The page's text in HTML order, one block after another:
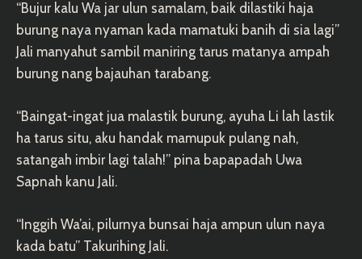
“Bujur kalu Wa jar ulun samalam, baik dilastiki haja
burung naya nyaman kada mamatuki banih di sia lagi”
Jali manyahut sambil maniring tarus matanya ampah
burung nang bajauhan tarabang.
“Baingat-ingat jua malastik burung, ayuha Li lah lastik
ha tarus situ, aku handak mamupuk pulang nah,
satangah imbir lagi talah!” pina bapapadah Uwa
Sapnah kanu Jali.
“Inggih Wa’ai, pilurnya bunsai haja ampun ulun naya
kada batu” Takurihing Jali.